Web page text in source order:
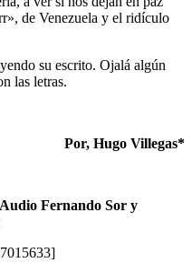
de Venezuela y el ridículo
su escrito. Ojalá algún
las letras.
Por, Hugo Villegas*
Fernando Sor y